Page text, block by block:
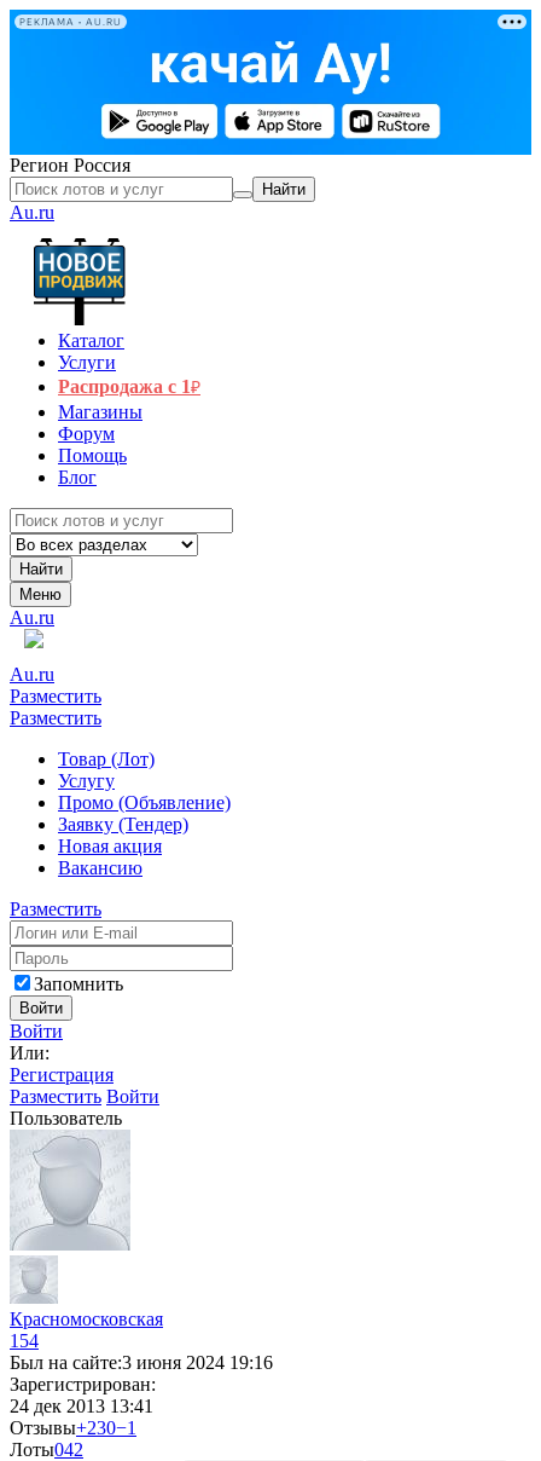
РЕКЛАМА • AU.RU
Регион Россия
Найти
Au.ru
Каталог
Услуги
Распродажа с 1₽
Магазины
Форум
Помощь
Блог
Найти
Меню
Au.ru
Au.ru
Разместить
Разместить
Товар (Лот)
Услугу
Промо (Объявление)
Заявку (Тендер)
Новая акция
Вакансию
Разместить
Запомнить
Войти
Войти
Или:
Регистрация
Разместить Войти
Пользователь
Красномосковская
154
Был на сайте:3 июня 2024 19:16
Зарегистрирован:
24 дек 2013 13:41
Отзывы+230−1
Лоты042